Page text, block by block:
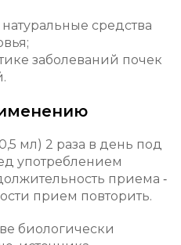
средства
заболеваний почек
мл) 2 раза в день под
употреблением
приема ‑
прием повторить.
биологически